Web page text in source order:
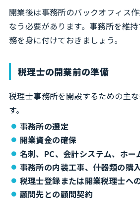
開業後は事務所のバックオフィス
なう必要があります。事務所を維
務を身に付けておきましょう。
税理士の開業前の準備
税理士事務所を開設するための主
す。
事務所の選定
開業資金の確保
名刺、PC、会計システム、ホ
事務所の内装工事、什器類の購
税理士登録または開業税理士へ
顧問先との顧問契約